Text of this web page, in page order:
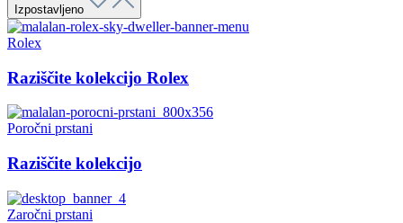
Izpostavljeno
Rolex
Raziščite kolekcijo Rolex
Poročni prstani
Raziščite kolekcijo
Zaročni prstani